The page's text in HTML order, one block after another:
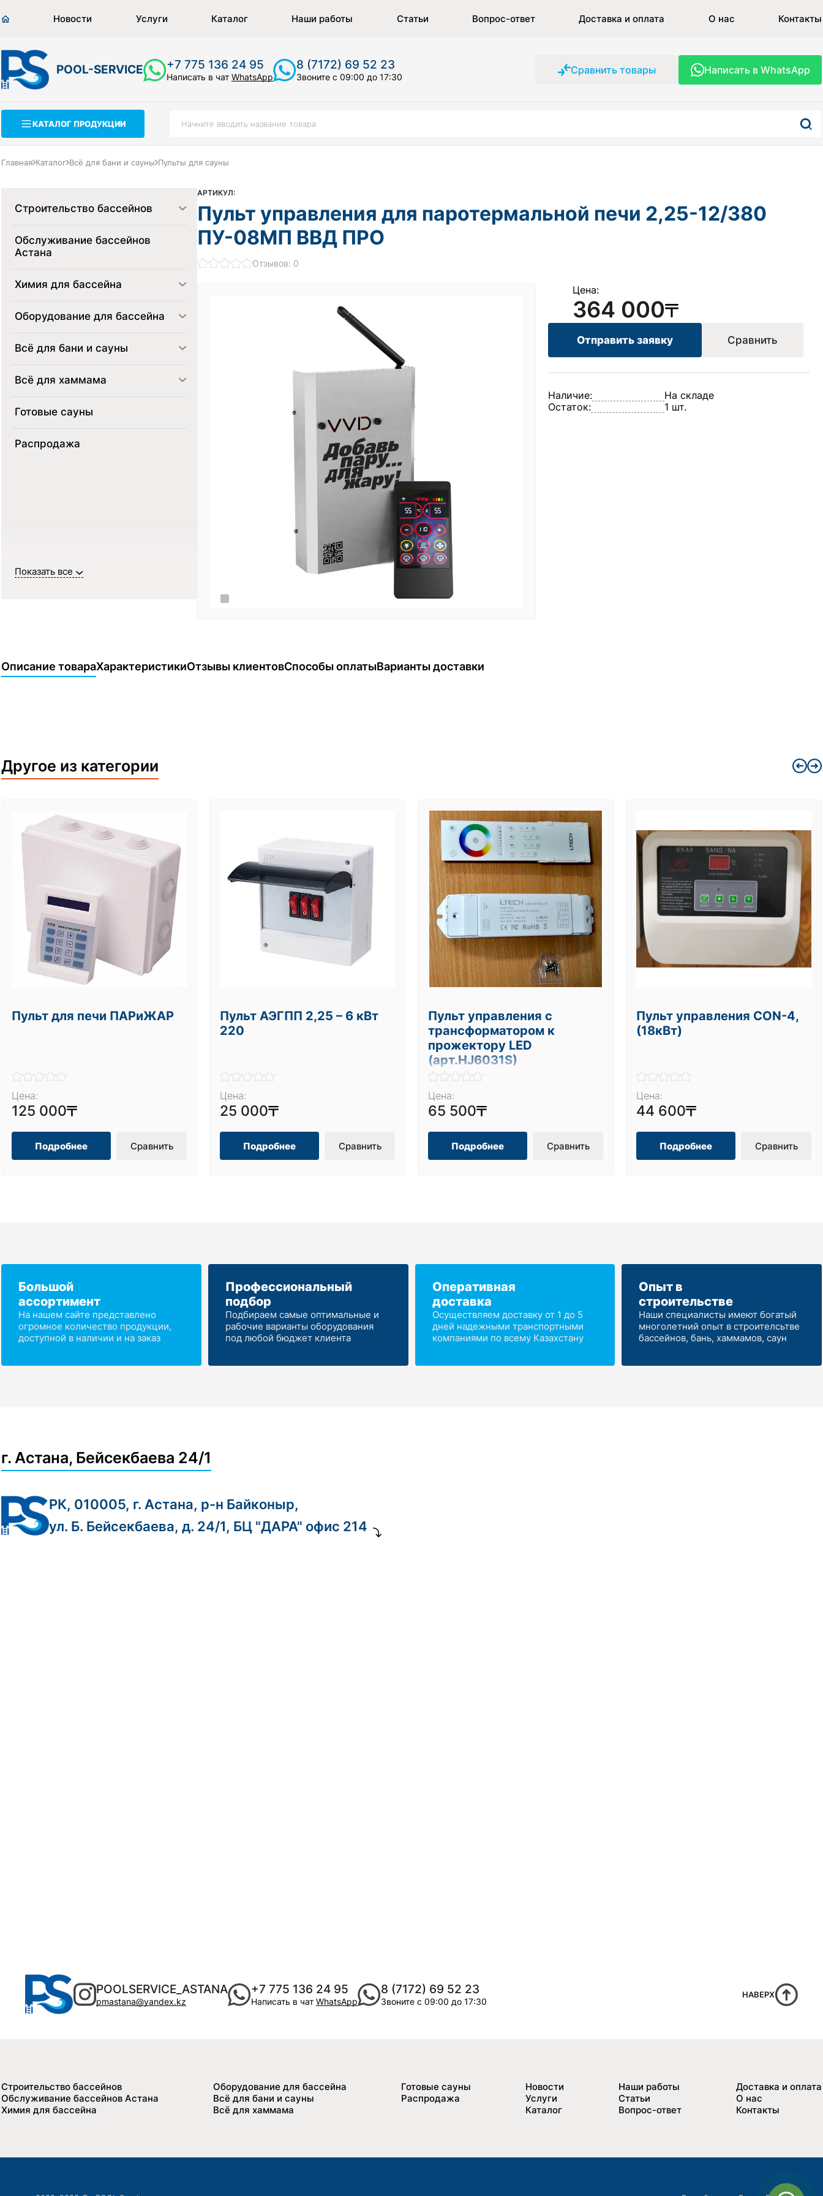
Новости Услуги Каталог Наши работы Статьи Вопрос-ответ Доставка и оплата О нас Контакты
POOL-SERVICE +7 775 136 24 95
Написать в чат WhatsApp
8 (7172) 69 52 23
Звоните с 09:00 до 17:30
Сравнить товары Написать в WhatsApp
КАТАЛОГ ПРОДУКЦИИ
Главная Каталог Всё для бани и сауны Пульты для сауны
Показать все
Строительство бассейнов
Обслуживание бассейнов
Астана
Химия для бассейна
Оборудование для бассейна
Всё для бани и сауны
Всё для хаммама
Готовые сауны
Распродажа
АРТИКУЛ:
Пульт управления для паротермальной печи 2,25-12/380
ПУ-08МП ВВД ПРО
Отзывов: 0
Цена:
364 000
Отправить заявку Сравнить
Наличие:
На складе
Остаток:
1 шт.
Описание товараХарактеристикиОтзывы клиентовСпособы оплатыВарианты доставки
Другое из категории
Пульт для печи ПАРиЖАР
Цена:
125 000
Подробнее Сравнить
Пульт АЭГПП 2,25 – 6 кВт
220
Цена:
25 000
Подробнее Сравнить
Пульт управления с
трансформатором к
прожектору LED
(арт.HJ6031S)
Цена:
65 500
Подробнее Сравнить
Пульт управления СОN-4,
(18кВт)
Цена:
44 600
Подробнее Сравнить
Большой
ассортимент
На нашем сайте представлено
огромное количество продукции,
доступной в наличии и на заказ
Профессиональный
подбор
Подбираем самые оптимальные и
рабочие варианты оборудования
под любой бюджет клиента
Оперативная
доставка
Осуществляем доставку от 1 до 5
дней надежными транспортными
компаниями по всему Казахстану
Опыт в
строительстве
Наши специалисты имеют богатый
многолетний опыт в строителсьтве
бассейнов, бань, хаммамов, саун
г. Астана, Бейсекбаева 24/1
РК, 010005, г. Астана, р-н Байконыр,
ул. Б. Бейсекбаева, д. 24/1, БЦ "ДАРА" офис 214
POOLSERVICE_ASTANA
pmastana@yandex.kz
+7 775 136 24 95
Написать в чат WhatsApp
8 (7172) 69 52 23
Звоните с 09:00 до 17:30
НАВЕРХ
Строительство бассейнов
Обслуживание бассейнов Астана
Химия для бассейна
Оборудование для бассейна
Всё для бани и сауны
Всё для хаммама
Готовые сауны
Распродажа
Новости
Услуги
Каталог
Наши работы
Статьи
Вопрос-ответ
Доставка и оплата
О нас
Контакты